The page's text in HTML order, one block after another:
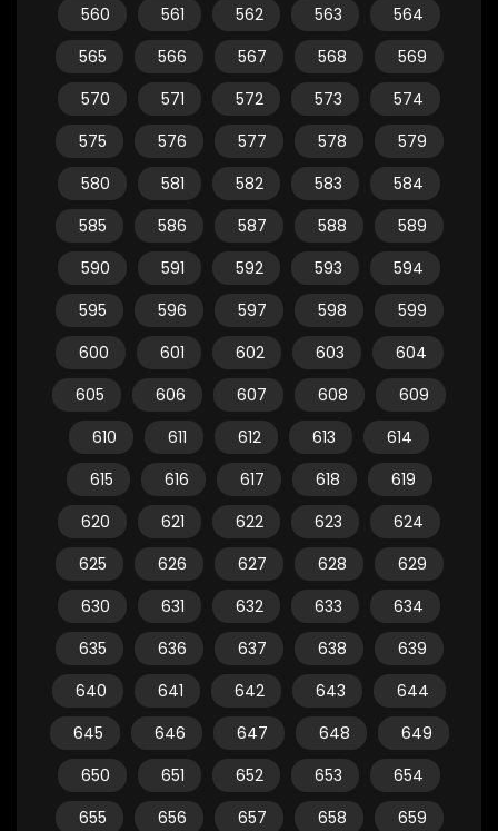
560
561 562 563
564
565
566 567 568
569
570
571 572 573
574
575
576 577 578
579
580
581 582 583
584
585
586 587 588
589
590
591 592 593
594
595
596 597 598
599
600
601 602 603
604
605
606 607 608
609
610
611 612 613
614
615
616 617 618
619
620
621 622 623
624
625
626 627 628
629
630
631 632 633
634
635
636 637 638
639
640
641 642 643
644
645
646 647 648
649
650
651 652 653
654
655
656 657 658
659